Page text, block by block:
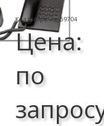
Код товара: Эду59704
Цена:
по